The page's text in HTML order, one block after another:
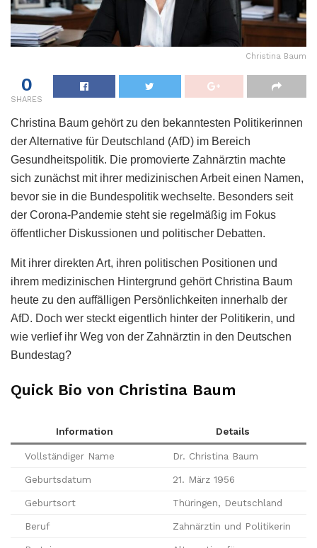
Christina Baum
0
SHARES
Christina Baum gehört zu den bekanntesten Politikerinnen
der Alternative für Deutschland (AfD) im Bereich
Gesundheitspolitik. Die promovierte Zahnärztin machte
sich zunächst mit ihrer medizinischen Arbeit einen Namen,
bevor sie in die Bundespolitik wechselte. Besonders seit
der Corona-Pandemie steht sie regelmäßig im Fokus
öffentlicher Diskussionen und politischer Debatten.
Mit ihrer direkten Art, ihren politischen Positionen und
ihrem medizinischen Hintergrund gehört Christina Baum
heute zu den auffälligen Persönlichkeiten innerhalb der
AfD. Doch wer steckt eigentlich hinter der Politikerin, und
wie verlief ihr Weg von der Zahnärztin in den Deutschen
Bundestag?
Quick Bio von Christina Baum
Information Details
Vollständiger Name Dr. Christina Baum
Geburtsdatum 21. März 1956
Geburtsort Thüringen, Deutschland
Beruf Zahnärztin und Politikerin